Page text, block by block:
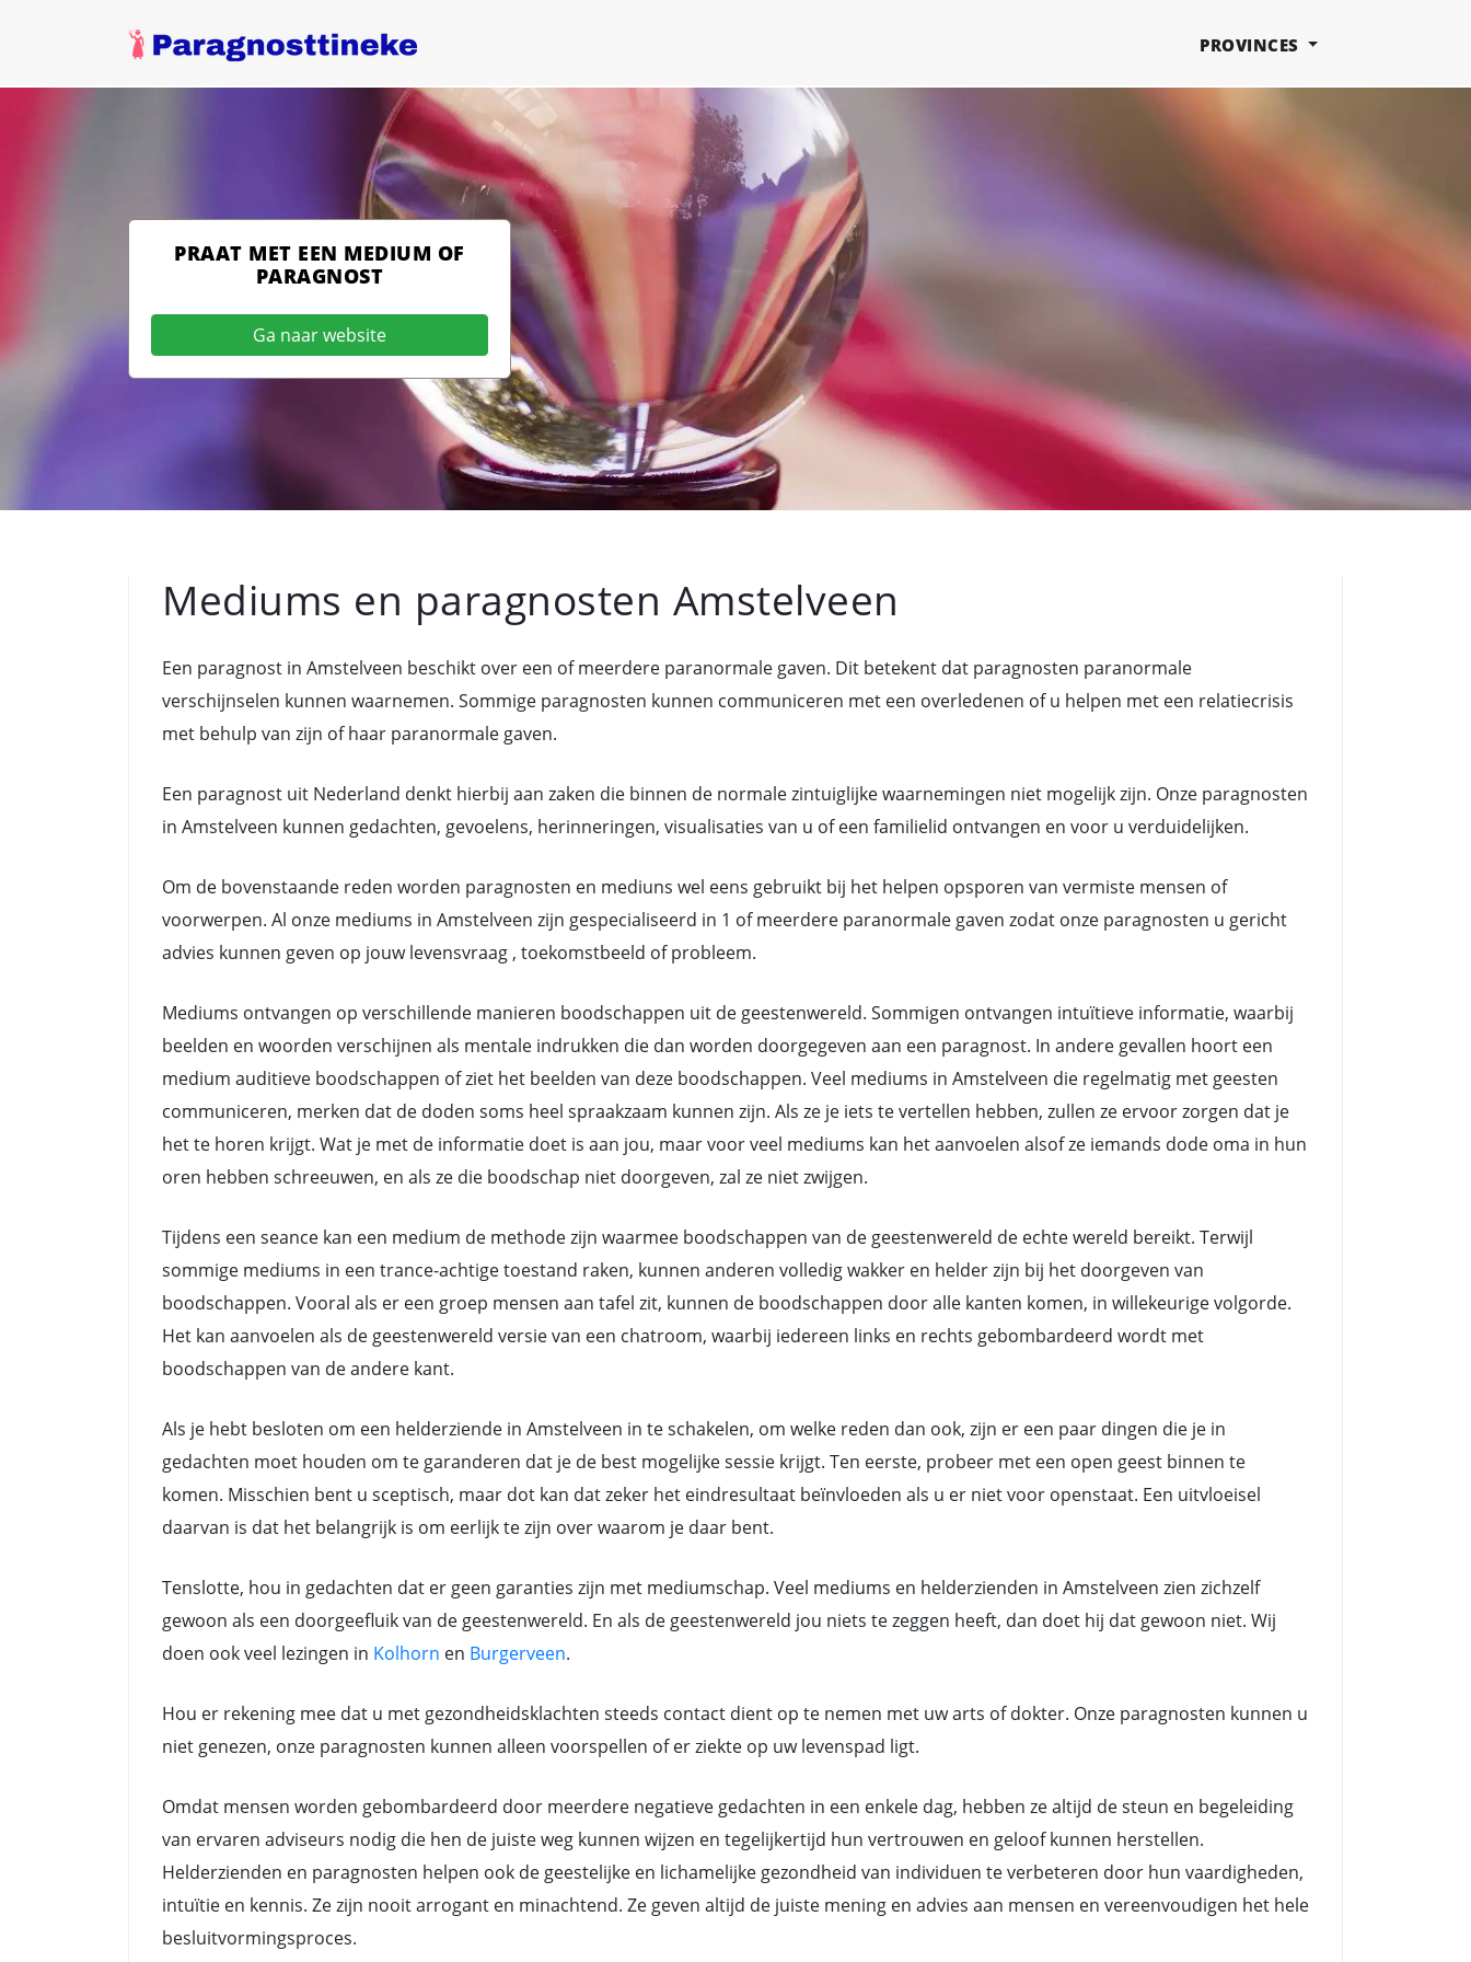
PROVINCES
PRAAT MET EEN MEDIUM OF
PARAGNOST
Ga naar website
Mediums en paragnosten Amstelveen
Een paragnost in Amstelveen beschikt over een of meerdere paranormale gaven. Dit betekent dat paragnosten paranormale
verschijnselen kunnen waarnemen. Sommige paragnosten kunnen communiceren met een overledenen of u helpen met een relatiecrisis
met behulp van zijn of haar paranormale gaven.
Een paragnost uit Nederland denkt hierbij aan zaken die binnen de normale zintuiglijke waarnemingen niet mogelijk zijn. Onze paragnosten
in Amstelveen kunnen gedachten, gevoelens, herinneringen, visualisaties van u of een familielid ontvangen en voor u verduidelijken.
Om de bovenstaande reden worden paragnosten en mediuns wel eens gebruikt bij het helpen opsporen van vermiste mensen of
voorwerpen. Al onze mediums in Amstelveen zijn gespecialiseerd in 1 of meerdere paranormale gaven zodat onze paragnosten u gericht
advies kunnen geven op jouw levensvraag , toekomstbeeld of probleem.
Mediums ontvangen op verschillende manieren boodschappen uit de geestenwereld. Sommigen ontvangen intuïtieve informatie, waarbij
beelden en woorden verschijnen als mentale indrukken die dan worden doorgegeven aan een paragnost. In andere gevallen hoort een
medium auditieve boodschappen of ziet het beelden van deze boodschappen. Veel mediums in Amstelveen die regelmatig met geesten
communiceren, merken dat de doden soms heel spraakzaam kunnen zijn. Als ze je iets te vertellen hebben, zullen ze ervoor zorgen dat je
het te horen krijgt. Wat je met de informatie doet is aan jou, maar voor veel mediums kan het aanvoelen alsof ze iemands dode oma in hun
oren hebben schreeuwen, en als ze die boodschap niet doorgeven, zal ze niet zwijgen.
Tijdens een seance kan een medium de methode zijn waarmee boodschappen van de geestenwereld de echte wereld bereikt. Terwijl
sommige mediums in een trance-achtige toestand raken, kunnen anderen volledig wakker en helder zijn bij het doorgeven van
boodschappen. Vooral als er een groep mensen aan tafel zit, kunnen de boodschappen door alle kanten komen, in willekeurige volgorde.
Het kan aanvoelen als de geestenwereld versie van een chatroom, waarbij iedereen links en rechts gebombardeerd wordt met
boodschappen van de andere kant.
Als je hebt besloten om een helderziende in Amstelveen in te schakelen, om welke reden dan ook, zijn er een paar dingen die je in
gedachten moet houden om te garanderen dat je de best mogelijke sessie krijgt. Ten eerste, probeer met een open geest binnen te
komen. Misschien bent u sceptisch, maar dot kan dat zeker het eindresultaat beïnvloeden als u er niet voor openstaat. Een uitvloeisel
daarvan is dat het belangrijk is om eerlijk te zijn over waarom je daar bent.
Tenslotte, hou in gedachten dat er geen garanties zijn met mediumschap. Veel mediums en helderzienden in Amstelveen zien zichzelf
gewoon als een doorgeefluik van de geestenwereld. En als de geestenwereld jou niets te zeggen heeft, dan doet hij dat gewoon niet. Wij
doen ook veel lezingen in Kolhorn en Burgerveen.
Hou er rekening mee dat u met gezondheidsklachten steeds contact dient op te nemen met uw arts of dokter. Onze paragnosten kunnen u
niet genezen, onze paragnosten kunnen alleen voorspellen of er ziekte op uw levenspad ligt.
Omdat mensen worden gebombardeerd door meerdere negatieve gedachten in een enkele dag, hebben ze altijd de steun en begeleiding
van ervaren adviseurs nodig die hen de juiste weg kunnen wijzen en tegelijkertijd hun vertrouwen en geloof kunnen herstellen.
Helderzienden en paragnosten helpen ook de geestelijke en lichamelijke gezondheid van individuen te verbeteren door hun vaardigheden,
intuïtie en kennis. Ze zijn nooit arrogant en minachtend. Ze geven altijd de juiste mening en advies aan mensen en vereenvoudigen het hele
besluitvormingsproces.